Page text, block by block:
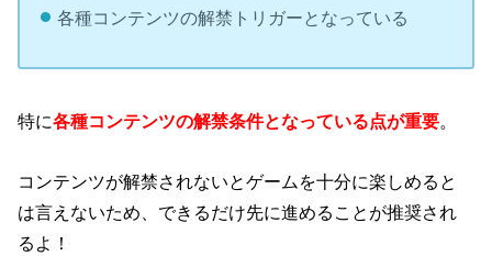
各種コンテンツの解禁トリガーとなっている
特に各種コンテンツの解禁条件となっている点が重要。
コンテンツが解禁されないとゲームを十分に楽しめると
は言えないため、できるだけ先に進めることが推奨され
るよ！